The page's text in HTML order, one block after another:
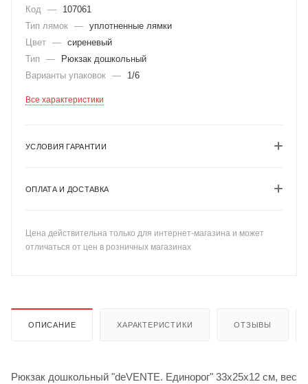
Код —
107061
Тип лямок — уплотненные лямки
Цвет — сиреневый
Тип
—
Рюкзак дошкольный
Варианты упаковок — 1/6
Все характеристики
УСЛОВИЯ ГАРАНТИИ
ОПЛАТА И ДОСТАВКА
Цена действительна только для интернет-магазина и может
отличаться от цен в розничных магазинах
ОПИСАНИЕ ХАРАКТЕРИСТИКИ ОТЗЫВЫ
Рюкзак дошкольный "deVENTE. Единорог" 33x25x12 см, вес